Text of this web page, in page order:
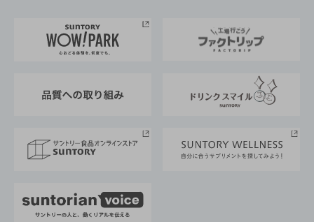
地域情報
サントリーサンバーズ大阪
サントリーが考えるサステナビリティ経営
企業概要
採用情報